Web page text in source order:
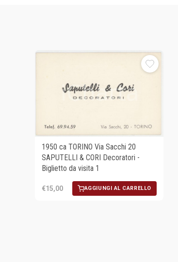
1950 ca TORINO Via Sacchi 20
SAPUTELLI & CORI Decoratori -
Biglietto da visita 1
€15,00 AGGIUNGI AL CARRELLO